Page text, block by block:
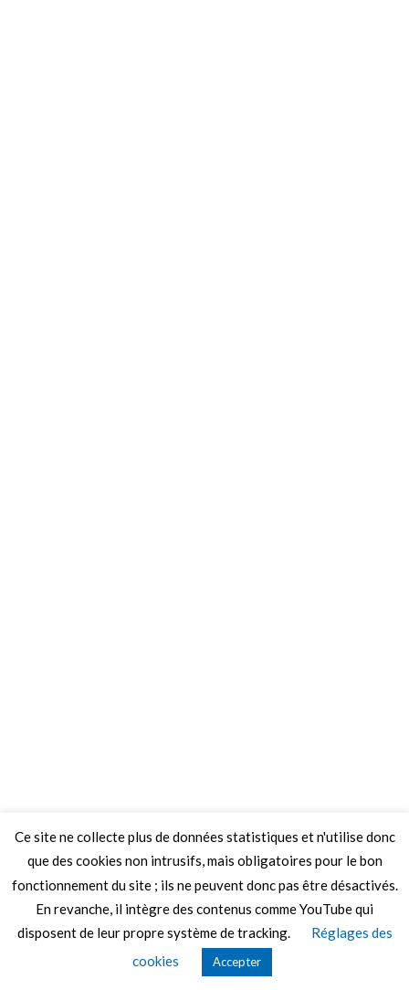
Thèmes Graphene
Ce site ne collecte plus de données statistiques et n'utilise donc
que des cookies non intrusifs, mais obligatoires pour le bon
fonctionnement du site ; ils ne peuvent donc pas être désactivés.
En revanche, il intègre des contenus comme YouTube qui
disposent de leur propre système de tracking.
Réglages des
cookies
Accepter